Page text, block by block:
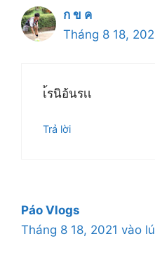
ก ข ค
Tháng 8 18,
เ้รนิอ้นรเเ
Trả lời
Páo Vlogs
Tháng 8 18, 2021 vào